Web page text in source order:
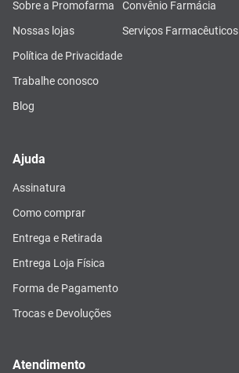
Sobre a Promofarma
Nossas lojas
Política de Privacidade
Trabalhe conosco
Blog
Convênio Farmácia
Serviços Farmacêuticos
Ajuda
Assinatura
Como comprar
Entrega e Retirada
Entrega Loja Física
Forma de Pagamento
Trocas e Devoluções
Atendimento